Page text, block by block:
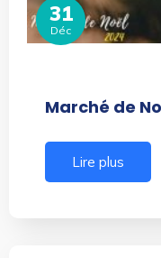
31
Déc
Marché de
Lire plus